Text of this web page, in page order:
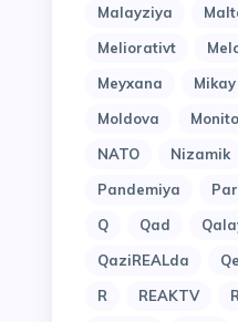
Malayziya
Meliorativt
Meyxana
Mikay
Moldova
NATO
Nizamik
Pandemiya
Q
Qad
QaziREALda
R
REAKTV